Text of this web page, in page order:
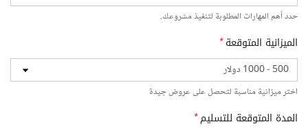
حدد أهم المهارات المطلوبة لتنفيذ مشروعك.
الميزانية المتوقعة*
اختر ميزانية مناسبة لتحصل على عروض جيدة
المدة المتوقعة للتسليم*